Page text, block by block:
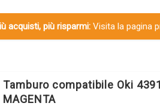
acquisti, più risparmi:Visita la pagina
Tamburo compatibile Oki
MAGENTA